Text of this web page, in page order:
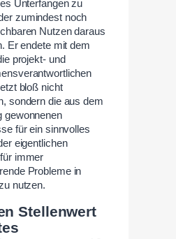
Unterfangen zu
zumindest noch
Nutzen daraus
Er endete mit dem
projekt- und
bloß nicht
sondern die aus dem
gewonnenen
für ein sinnvolles
eigentlichen
immer
Probleme in
nutzen.
Stellenwert